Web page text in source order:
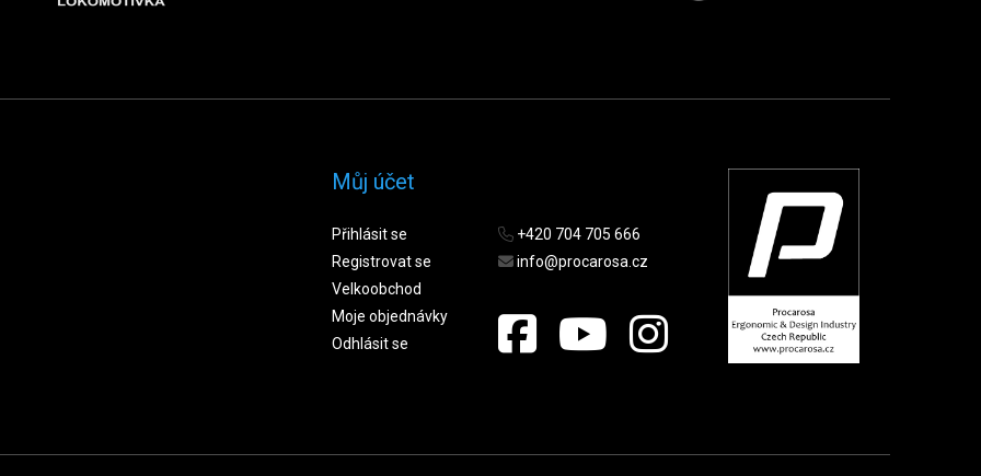
Můj účet
Přihlásit se
Registrovat se
Velkoobchod
Moje objednávky
Odhlásit se
+420 704 705 666
info@procarosa.cz